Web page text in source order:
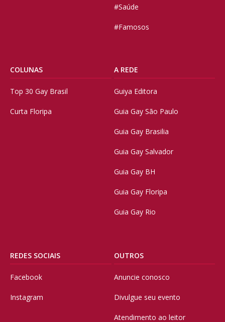
#Saúde
#Famosos
COLUNAS
Top 30 Gay Brasil
Curta Floripa
A REDE
Guiya Editora
Guia Gay São Paulo
Guia Gay Brasilia
Guia Gay Salvador
Guia Gay BH
Guia Gay Floripa
Guia Gay Rio
REDES SOCIAIS
Facebook
Instagram
OUTROS
Anuncie conosco
Divulgue seu evento
Atendimento ao leitor